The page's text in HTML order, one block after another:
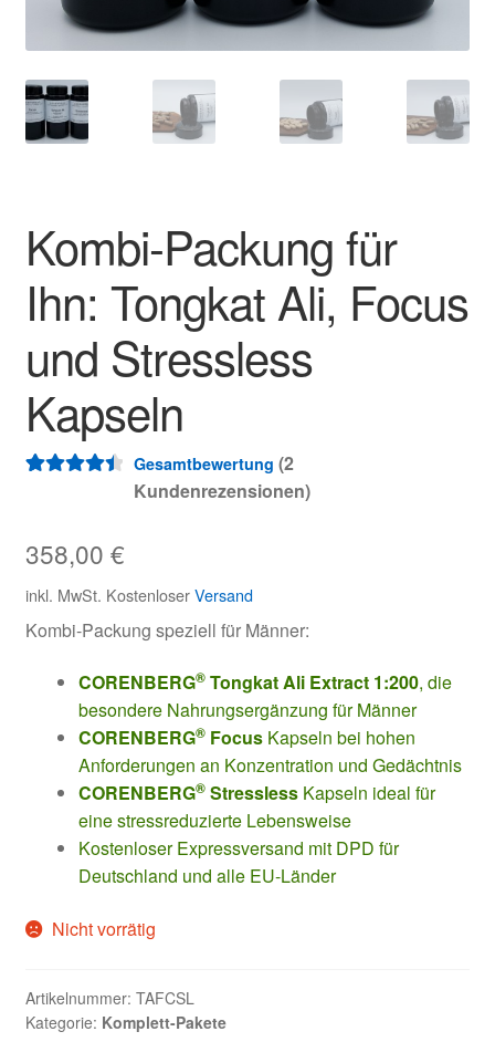
Kombi-Packung für
Ihn: Tongkat Ali, Focus
und Stressless
Kapseln
von 5,
basierend
auf
Kundenbew
Gesamtbewertung (2
Kundenrezensionen)
358,00 €
inkl. MwSt. KostenloserVersand
Kombi-Packung speziell für Männer:
CORENBERG®Tongkat Ali Extract 1:200, die
besondere Nahrungsergänzung für Männer
CORENBERG®FocusKapseln bei hohen
Anforderungen an Konzentration und Gedächtnis
CORENBERG®StresslessKapseln ideal für
eine stressreduzierte Lebensweise
Kostenloser Expressversand mit DPD für
Deutschland und alle EU-Länder
Nicht vorrätig
Artikelnummer: TAFCSL
Kategorie: Komplett-Pakete